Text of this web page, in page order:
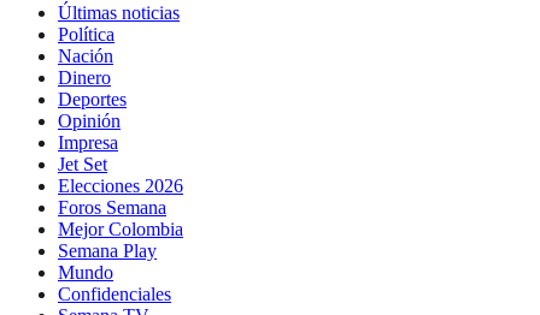
Últimas noticias
Política
Nación
Dinero
Deportes
Opinión
Impresa
Jet Set
Elecciones 2026
Foros Semana
Mejor Colombia
Semana Play
Mundo
Confidenciales